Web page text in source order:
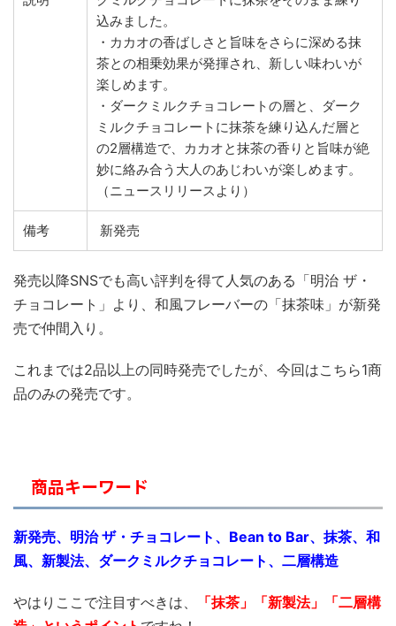
込みました。
・カカオの香ばしさと旨味をさらに深める抹
茶との相乗効果が発揮され、新しい味わいが
楽しめます。
・ダークミルクチョコレートの層と、ダーク
ミルクチョコレートに抹茶を練り込んだ層と
の2層構造で、カカオと抹茶の香りと旨味が絶
妙に絡み合う大人のあじわいが楽しめます。
（ニュースリリースより）
備考 新発売
発売以降SNSでも高い評判を得て人気のある「明治 ザ・
チョコレート」より、和風フレーバーの「抹茶味」が新発
売で仲間入り。
これまでは2品以上の同時発売でしたが、今回はこちら1商
品のみの発売です。
商品キーワード
新発売、明治 ザ・チョコレート、Bean to Bar、抹茶、和
風、新製法、ダークミルクチョコレート、二層構造
やはりここで注目すべきは、 「抹茶 」「新製法」「二層構